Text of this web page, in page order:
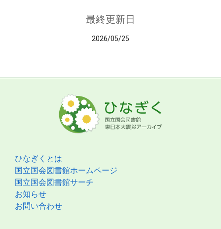
最終更新日
2026/05/25
ひなぎくとは
国立国会図書館ホームページ
国立国会図書館サーチ
お知らせ
お問い合わせ